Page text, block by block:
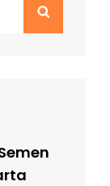
Search